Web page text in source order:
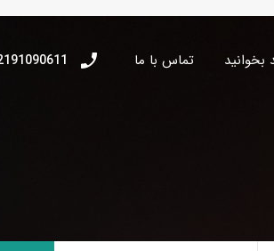
بخوانید تماس با ما